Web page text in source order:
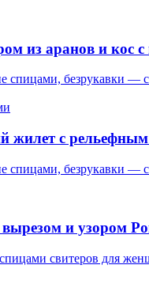
из аранов и кос
спицами, безрукавки —
жилет с
спицами, безрукавки —
и узором
свитеров для